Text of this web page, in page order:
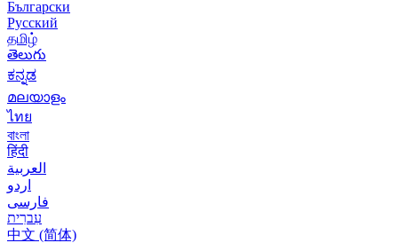
Български
Русский
தமிழ்
తెలుగు
ಕನ್ನಡ
മലയാളം
ไทย
বাংলা
हिंदी
العربية
اردو
فارسی
עִברִית
中文 (简体)